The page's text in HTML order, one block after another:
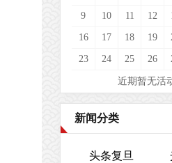
9 10 11 12
16 17 18 19
23 24 25 26
近期暂无活
新闻分类
头条复旦